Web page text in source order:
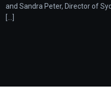
and Sandra Peter, Director of
[...]